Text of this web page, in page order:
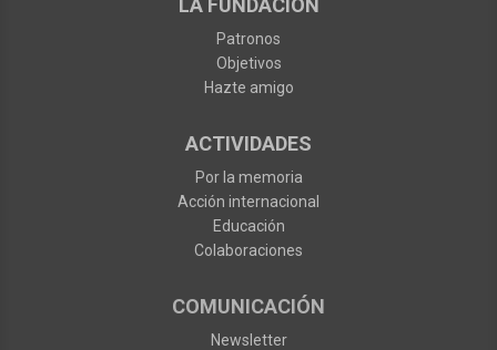
LA FUNDACIÓN
Patronos
Objetivos
Hazte amigo
ACTIVIDADES
Por la memoria
Acción internacional
Educación
Colaboraciones
COMUNICACIÓN
Newsletter